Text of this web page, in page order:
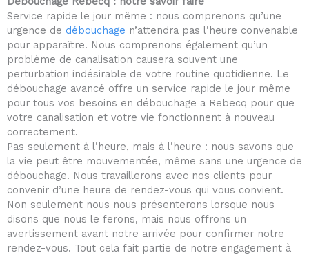
t
o
f
5
Service rapide le jour même : nous comprenons qu’une
urgence de débouchage n’attendra pas l’heure convenable
pour apparaître. Nous comprenons également qu’un
problème de canalisation causera souvent une
perturbation indésirable de votre routine quotidienne. Le
débouchage avancé offre un service rapide le jour même
pour tous vos besoins en débouchage a Rebecq pour que
votre canalisation et votre vie fonctionnent à nouveau
correctement.
Pas seulement à l’heure, mais à l’heure : nous savons que
la vie peut être mouvementée, même sans une urgence de
débouchage. Nous travaillerons avec nos clients pour
convenir d’une heure de rendez-vous qui vous convient.
Non seulement nous nous présenterons lorsque nous
disons que nous le ferons, mais nous offrons un
avertissement avant notre arrivée pour confirmer notre
rendez-vous. Tout cela fait partie de notre engagement à